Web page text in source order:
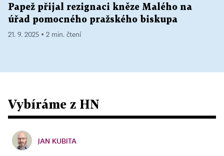
Papež přijal rezignaci kněze Malého na
úřad pomocného pražského biskupa
21. 9. 2025 ▪ 2 min. čtení
Vybíráme z HN
JAN KUBITA